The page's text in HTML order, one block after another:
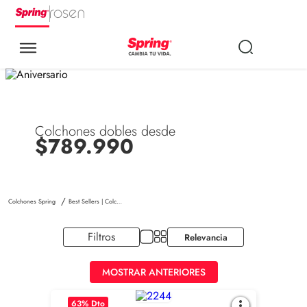
Colchones dobles desde
$789.990
Best Sellers | Colchones Spring
Filtros Relevancia
MOSTRAR ANTERIORES
63% Dto